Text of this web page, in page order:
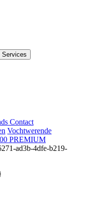
Services
Contact
Vochtwerende
PREMIUM